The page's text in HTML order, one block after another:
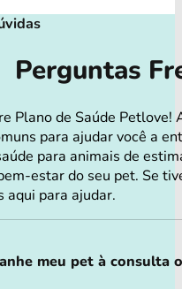
Perguntas
Plano de Saúde Petlove!
para ajudar você a
para animais de
estar do seu pet. Se
aqui para ajudar.
meu pet à consulta